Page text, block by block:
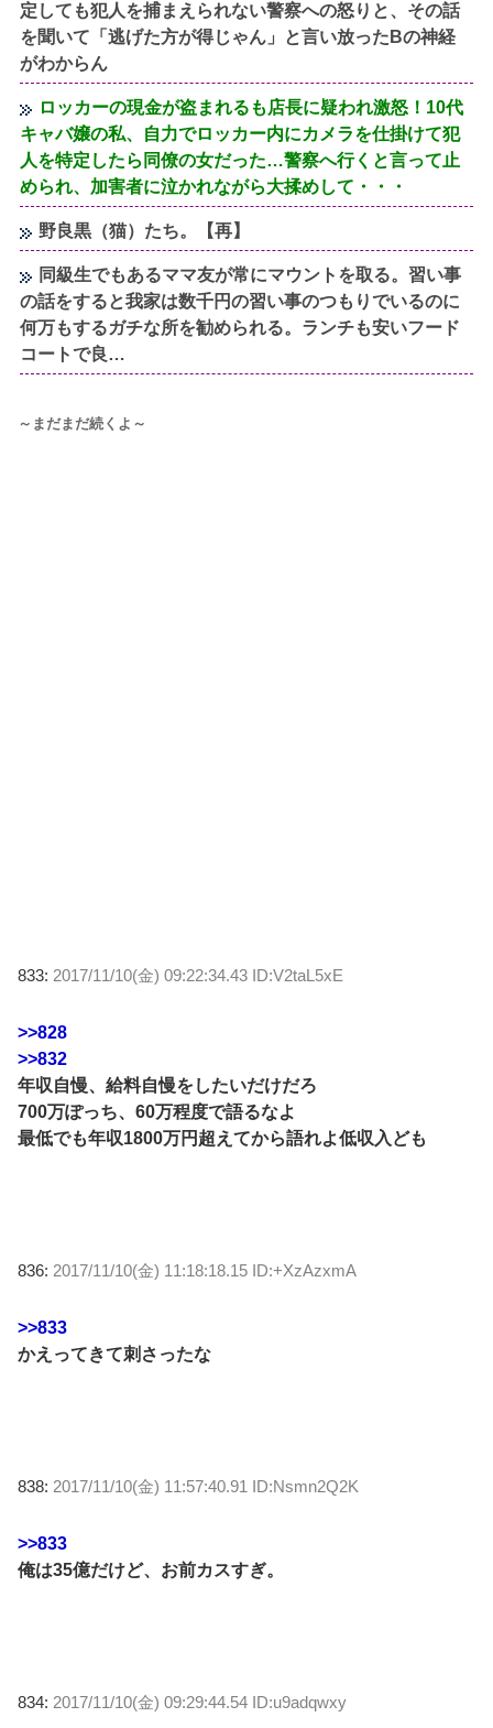
定しても犯人を捕まえられない警察への怒りと、その話
を聞いて「逃げた方が得じゃん」と言い放ったBの神経
がわからん
ロッカーの現金が盗まれるも店長に疑われ激怒！10代
キャバ嬢の私、自力でロッカー内にカメラを仕掛けて犯
人を特定したら同僚の女だった…警察へ行くと言って止
められ、加害者に泣かれながら大揉めして・・・
野良黒（猫）たち。【再】
同級生でもあるママ友が常にマウントを取る。習い事
の話をすると我家は数千円の習い事のつもりでいるのに
何万もするガチな所を勧められる。ランチも安いフード
コートで良…
～まだまだ続くよ～
833: 2017/11/10(金) 09:22:34.43 ID:V2taL5xE
>>828
>>832
年収自慢、給料自慢をしたいだけだろ
700万ぽっち、60万程度で語るなよ
最低でも年収1800万円超えてから語れよ低収入ども
836: 2017/11/10(金) 11:18:18.15 ID:+XzAzxmA
>>833
かえってきて刺さったな
838: 2017/11/10(金) 11:57:40.91 ID:Nsmn2Q2K
>>833
俺は35億だけど、お前カスすぎ。
834: 2017/11/10(金) 09:29:44.54 ID:u9adqwxy